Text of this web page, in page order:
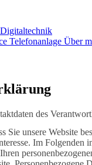
Digitaltechnik
Telefonanlage Über
des
Sie unsere Website
Im Folgenden